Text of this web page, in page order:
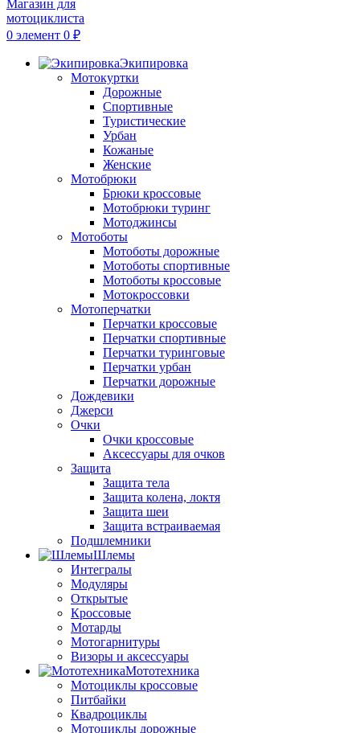
0 элемент 0 ₽
Экипировка
Мотокуртки
Дорожные
Спортивные
Туристические
Урбан
Кожаные
Женские
Мотобрюки
Брюки кроссовые
Мотобрюки туринг
Мотоджинсы
Мотоботы
Мотоботы дорожные
Мотоботы спортивные
Мотоботы кроссовые
Мотокроссовки
Мотоперчатки
Перчатки кроссовые
Перчатки спортивные
Перчатки туринговые
Перчатки урбан
Перчатки дорожные
Дождевики
Джерси
Очки
Очки кроссовые
Аксессуары для очков
Защита
Защита тела
Защита колена, локтя
Защита шеи
Защита встраиваемая
Подшлемники
Шлемы
Интегралы
Модуляры
Открытые
Кроссовые
Мотарды
Мотогарнитуры
Визоры и аксессуары
Мототехника
Мотоциклы кроссовые
Питбайки
Квадроциклы
Мотоциклы дорожные